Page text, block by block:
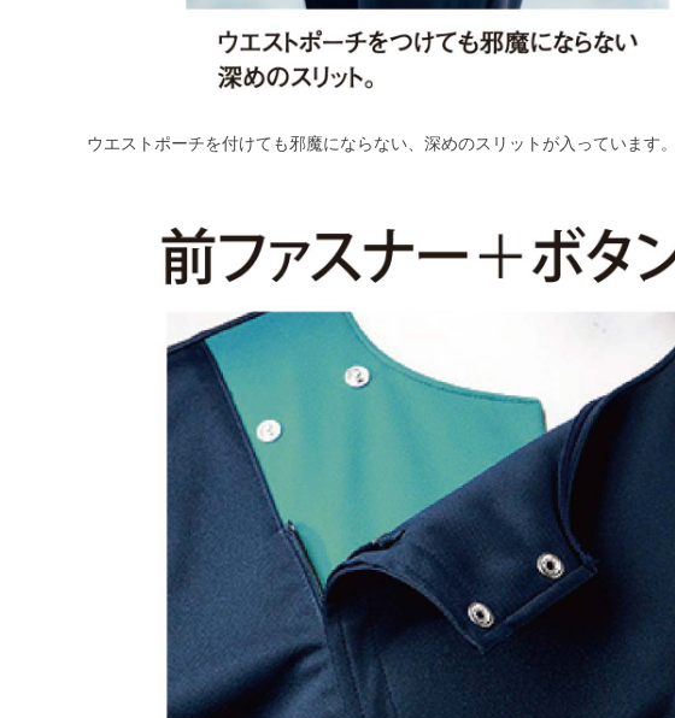
ウエストポーチを付けても邪魔にならない、深めのスリットが入っています。